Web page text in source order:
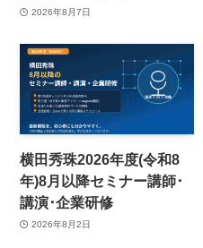
2026年8月7日
横田秀珠2026年度(令和8
年)8月以降セミナー講師･
講演･企業研修
2026年8月2日